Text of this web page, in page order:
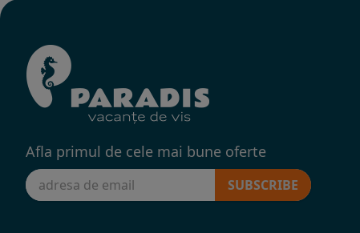
Afla primul de cele mai bune oferte
SUBSCRIBE